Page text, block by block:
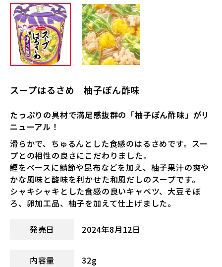
スープはるさめ 柚子ぽん酢味
たっぷりの具材で満足感抜群の「柚子ぽん酢味」がリ
ニューアル！
滑らかで、ちゅるんとした食感のはるさめです。スー
プとの相性の良さにこだわりました。
鰹をベースに鯖節や昆布などを加え、柚子果汁の爽や
かな風味と酸味を利かせた和風だしのスープです。
シャキシャキとした食感の良いキャベツ、大豆そぼ
ろ、卵加工品、柚子を加えて仕上げました。
発売日 2024年8月12日
内容量 32g